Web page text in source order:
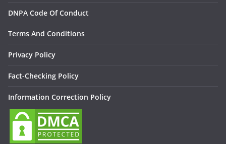
DNPA Code Of Conduct
Terms And Conditions
Privacy Policy
Fact-Checking Policy
Information Correction Policy